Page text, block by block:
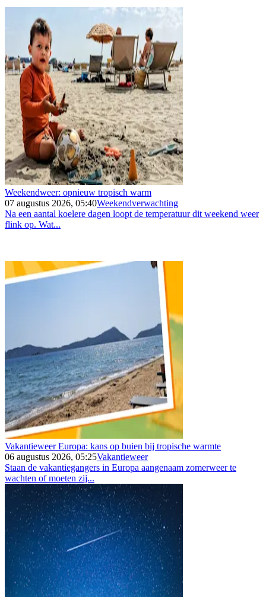
Weekendweer: opnieuw tropisch warm
07 augustus 2026, 05:40Weekendverwachting
Na een aantal koelere dagen loopt de temperatuur dit weekend weer
flink op. Wat...
Vakantieweer Europa: kans op buien bij tropische warmte
06 augustus 2026, 05:25Vakantieweer
Staan de vakantiegangers in Europa aangenaam zomerweer te
wachten of moeten zij...